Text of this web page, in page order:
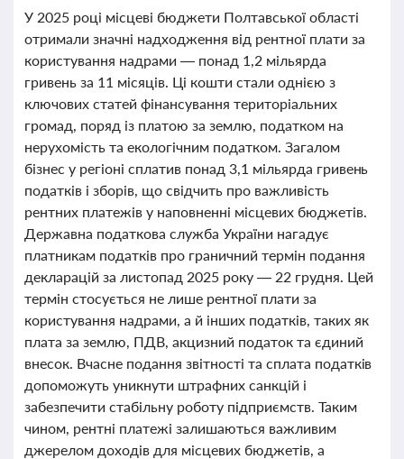
У 2025 році місцеві бюджети Полтавської області
отримали значні надходження від рентної плати за
користування надрами — понад 1,2 мільярда
гривень за 11 місяців. Ці кошти стали однією з
ключових статей фінансування територіальних
громад, поряд із платою за землю, податком на
нерухомість та екологічним податком. Загалом
бізнес у регіоні сплатив понад 3,1 мільярда гривень
податків і зборів, що свідчить про важливість
рентних платежів у наповненні місцевих бюджетів.
Державна податкова служба України нагадує
платникам податків про граничний термін подання
декларацій за листопад 2025 року — 22 грудня. Цей
термін стосується не лише рентної плати за
користування надрами, а й інших податків, таких як
плата за землю, ПДВ, акцизний податок та єдиний
внесок. Вчасне подання звітності та сплата податків
допоможуть уникнути штрафних санкцій і
забезпечити стабільну роботу підприємств. Таким
чином, рентні платежі залишаються важливим
джерелом доходів для місцевих бюджетів, а